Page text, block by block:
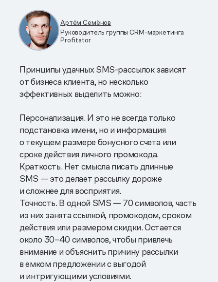
Артём Семёнов
Руководитель группы CRM-маркетинга
Profitator
Принципы удачных SMS-рассылок зависят
от бизнеса клиента, но несколько
эффективных выделить можно:
Персонализация. И это не всегда только
подстановка имени, но и информация
о текущем размере бонусного счета или
сроке действия личного промокода.
Краткость. Нет смысла писать длинные
SMS — это делает рассылку дороже
и сложнее для восприятия.
Точность. В одной SMS — 70 символов, часть
из них занята ссылкой, промокодом, сроком
действия или размером скидки. Остается
около 30–40 символов, чтобы привлечь
внимание и объяснить причину рассылки
в емком предложении с выгодой
и интригующими условиями.